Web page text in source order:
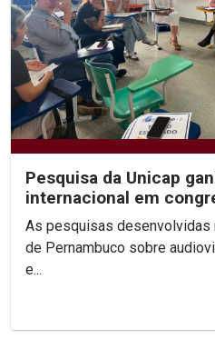
Pesquisa da Unicap
internacional em
México
As pesquisas desenvolvidas
de Pernambuco sobre
e...